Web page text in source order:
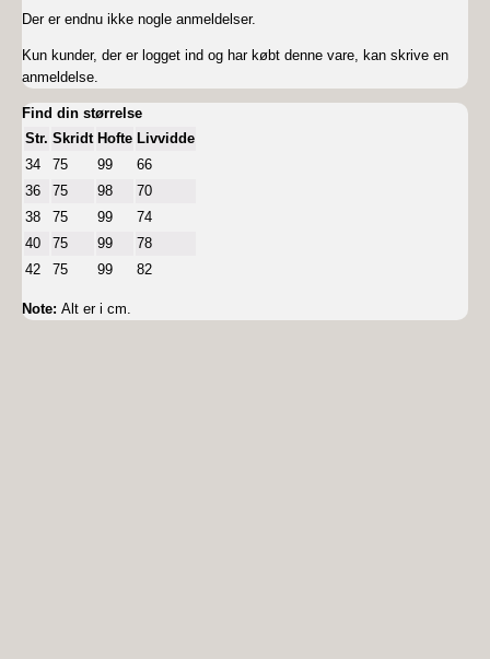
Der er endnu ikke nogle anmeldelser.
Kun kunder, der er logget ind og har købt denne vare, kan skrive en
anmeldelse.
Find din størrelse
Str. Skridt Hofte Livvidde
34
75 99
66
36
75 98
70
38
75 99
74
40
75 99
78
42
75 99 82
Note: Alt er i cm.